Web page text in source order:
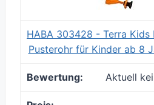
HABA 303428 - Terra Kids
Pusterohr für Kinder ab 8
Aktuell